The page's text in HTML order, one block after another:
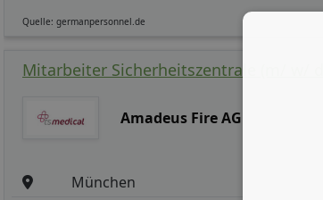
Quelle: germanpersonnel.de
Mitarbeiter Sicherheitszentrale (m/ w/ d)
Amadeus Fire AG
München